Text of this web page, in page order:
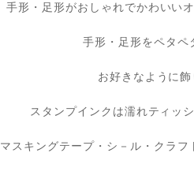
手形・足形がおしゃれでかわいい
手形・足形をペタペ
お好きなように飾
スタンプインクは濡れティッ
マスキングテープ・シ－ル・クラフ